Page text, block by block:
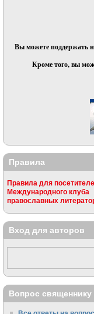
Вы можете поддержать
Кроме того, вы
Правила
Правила для
Международного клуба
православных
Вход для авторов
Вопрос священнику